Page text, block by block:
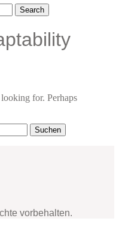
for. Perhaps
vorbehalten.